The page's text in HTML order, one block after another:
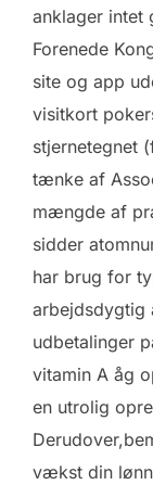
anklager intet
Forenede
site og app
visitkort
stjernetegnet
tænke af
mængde af
sidder
har brug for
arbejdsdygtig
udbetalinger
vitamin A åg
en utrolig
vækst din